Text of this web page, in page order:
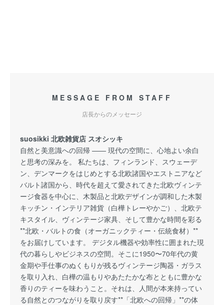
MESSAGE FROM STAFF
店長からのメッセージ
suosikki 北欧雑貨店 スオシッキ
自然と美意識への回帰 —— 現代の空間に、心地よい余白
と思考の深みを。 私たちは、フィンランド、スウェーデ
ン、デンマークをはじめとする北欧諸国やエストニアなど
バルト諸国から、時代を超えて愛されてきた北欧ヴィンテ
ージ食器を中心に、木製品と北欧デザインが調和した木製
キッチン・インテリア雑貨（白樺トレーやかご）、北欧テ
キスタイル、ヴィンテージ家具、そして豊かな時間を彩る
**北欧・バルトの食（オーガニックティー・伝統食材）**
をお届けしています。 デジタル機器や効率性に囲まれた現
代の暮らしやビジネスの空間。そこに1950〜70年代の黄
金期や手仕事のぬくもりが残るヴィンテージ陶器・ガラス
を取り入れ、白樺の温もりやあたたかな布とともに豊かな
香りのティーを味わうこと。それは、人間が本来持ってい
る自然とのつながりを取り戻す**「北欧への回帰」**の体